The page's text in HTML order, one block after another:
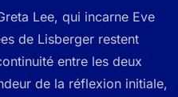
Lee, qui incarne Eve
de Lisberger restent
entre les deux
de la réflexion initiale,